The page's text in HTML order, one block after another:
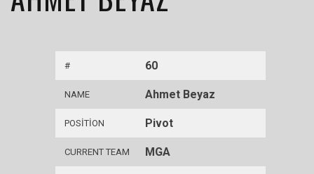
# 60
NAME Ahmet Beyaz
POSITION Pivot
CURRENT TEAM MGA